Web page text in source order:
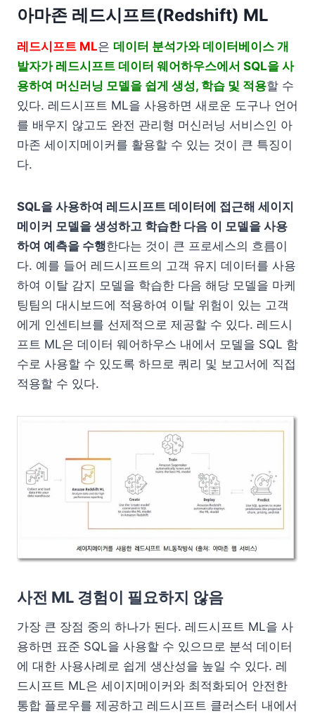
아마존 레드시프트(Redshift) ML
레드시프트 ML은 데이터 분석가와 데이터베이스 개
발자가 레드시프트 데이터 웨어하우스에서 SQL을 사
용하여 머신러닝 모델을 쉽게 생성, 학습 및 적용할 수
있다. 레드시프트 ML을 사용하면 새로운 도구나 언어
를 배우지 않고도 완전 관리형 머신러닝 서비스인 아
마존 세이지메이커를 활용할 수 있는 것이 큰 특징이
다.
SQL을 사용하여 레드시프트 데이터에 접근해 세이지
메이커 모델을 생성하고 학습한 다음 이 모델을 사용
하여 예측을 수행한다는 것이 큰 프로세스의 흐름이
다. 예를 들어 레드시프트의 고객 유지 데이터를 사용
하여 이탈 감지 모델을 학습한 다음 해당 모델을 마케
팅팀의 대시보드에 적용하여 이탈 위험이 있는 고객
에게 인센티브를 선제적으로 제공할 수 있다. 레드시
프트 ML은 데이터 웨어하우스 내에서 모델을 SQL 함
수로 사용할 수 있도록 하므로 쿼리 및 보고서에 직접
적용할 수 있다.
사전 ML 경험이 필요하지 않음
가장 큰 장점 중의 하나가 된다. 레드시프트 ML을 사
용하면 표준 SQL을 사용할 수 있으므로 분석 데이터
에 대한 사용사례로 쉽게 생산성을 높일 수 있다. 레
드시프트 ML은 세이지메이커와 최적화되어 안전한
통합 플로우를 제공하고 레드시프트 클러스터 내에서